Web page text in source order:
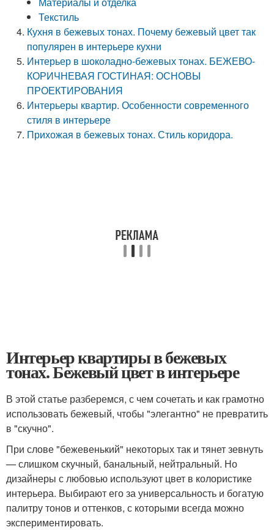
Текстиль
Кухня в бежевых тонах. Почему бежевый цвет так
популярен в интерьере кухни
Интерьер в шоколадно-бежевых тонах. БЕЖЕВО-
КОРИЧНЕВАЯ ГОСТИНАЯ: ОСНОВЫ
ПРОЕКТИРОВАНИЯ
Интерьеры квартир. Особенности современного
стиля в интерьере
Прихожая в бежевых тонах. Стиль коридора.
Интерьер квартиры в бежевых
тонах. Бежевый цвет в интерьере
В этой статье разберемся, с чем сочетать и как грамотно
использовать бежевый, чтобы "элегантно" не превратить
в "скучно".
При слове "бежевенький" некоторых так и тянет зевнуть
— слишком скучный, банальный, нейтральный. Но
дизайнеры с любовью используют цвет в колористике
интерьера. Выбирают его за универсальность и богатую
палитру тонов и оттенков, с которыми всегда можно
экспериментировать.